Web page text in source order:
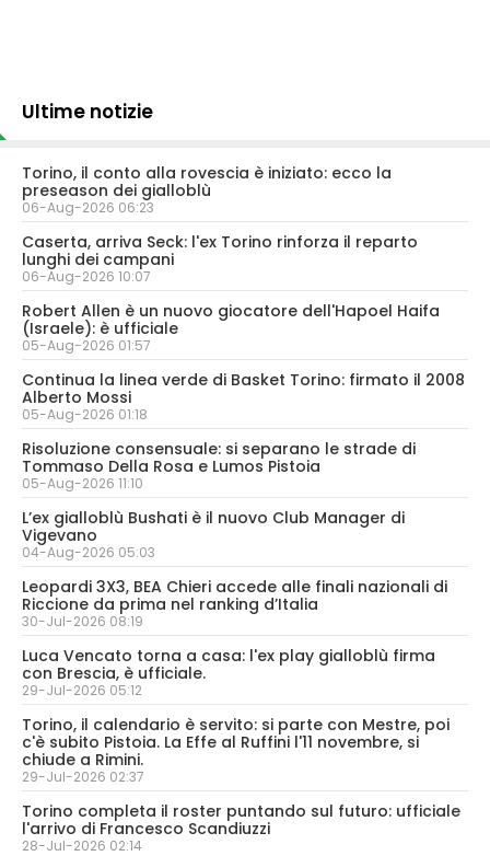
Ultime notizie
Torino, il conto alla rovescia è iniziato: ecco la
preseason dei gialloblù
06-Aug-2026 06:23
Caserta, arriva Seck: l'ex Torino rinforza il reparto
lunghi dei campani
06-Aug-2026 10:07
Robert Allen è un nuovo giocatore dell'Hapoel Haifa
(Israele): è ufficiale
05-Aug-2026 01:57
Continua la linea verde di Basket Torino: firmato il 2008
Alberto Mossi
05-Aug-2026 01:18
Risoluzione consensuale: si separano le strade di
Tommaso Della Rosa e Lumos Pistoia
05-Aug-2026 11:10
L’ex gialloblù Bushati è il nuovo Club Manager di
Vigevano
04-Aug-2026 05:03
Leopardi 3X3, BEA Chieri accede alle finali nazionali di
Riccione da prima nel ranking d’Italia
30-Jul-2026 08:19
Luca Vencato torna a casa: l'ex play gialloblù firma
con Brescia, è ufficiale.
29-Jul-2026 05:12
Torino, il calendario è servito: si parte con Mestre, poi
c'è subito Pistoia. La Effe al Ruffini l'11 novembre, si
chiude a Rimini.
29-Jul-2026 02:37
Torino completa il roster puntando sul futuro: ufficiale
l'arrivo di Francesco Scandiuzzi
28-Jul-2026 02:14